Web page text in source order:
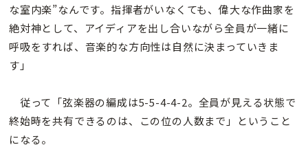
な室内楽”なんです。指揮者がいなくても、偉大な作曲家を
絶対神として、アイディアを出し合いながら全員が一緒に
呼吸をすれば、音楽的な方向性は自然に決まっていきま
す」
従って「弦楽器の編成は5-5-4-4-2。全員が見える状態で
終始時を共有できるのは、この位の人数まで」ということ
になる。